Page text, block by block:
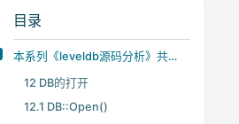
目录
本系列《leveldb源码分析》共有22篇文章，这是第二十篇
12 DB的打开
12.1 DB::Open()